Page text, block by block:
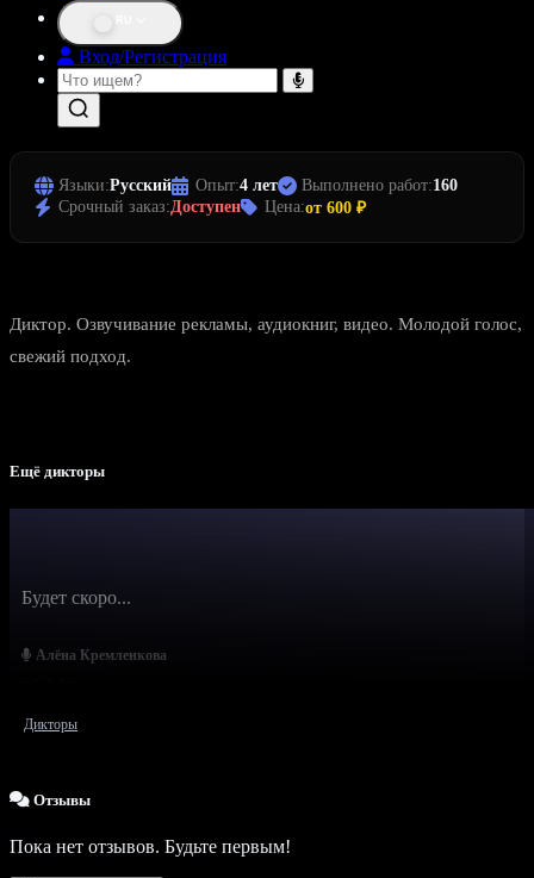
Вход/Регистрация
Языки:Русский Опыт:4 лет Выполнено работ:160
Срочный заказ:Доступен Цена:от 600 ₽
Диктор. Озвучивание рекламы, аудиокниг, видео. Молодой голос,
свежий подход.
Ещё дикторы
Алёна Кремленкова
Будет скоро...
Дикторы
Отзывы
Пока нет отзывов. Будьте первым!